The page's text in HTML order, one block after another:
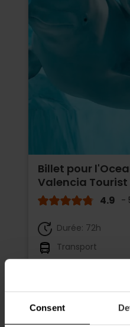
Consent
Billet pour
Valencia Tourist
4.9 -
Durée: 72h
Transport